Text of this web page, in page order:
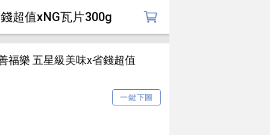
超值xNG瓦片300g
福樂 五星級美味x省錢超值
一鍵下圖